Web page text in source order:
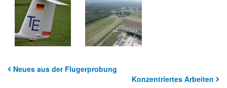
Neues aus der Flugerprobung
Konzentriertes Arbeiten